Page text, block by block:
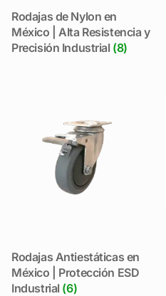
Rodajas de Nylon en
México | Alta Resistencia y
Precisión Industrial (8)
Rodajas Antiestáticas en
México | Protección ESD
Industrial (6)